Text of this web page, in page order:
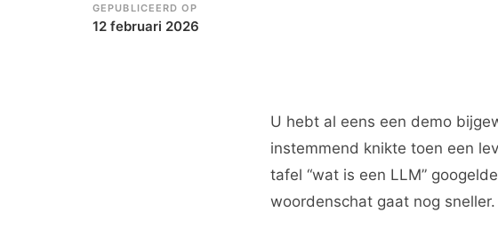
GEPUBLICEERD OP
12 februari 2026
U hebt al eens een demo
instemmend knikte toen een
tafel “wat is een LLM”
woordenschat gaat nog sneller.